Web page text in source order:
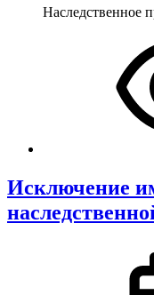
Наследственное
Исключение